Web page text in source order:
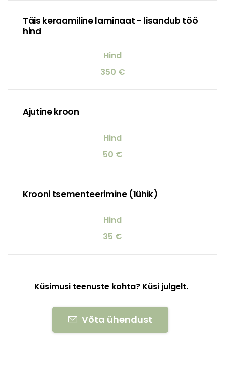
Täis keraamiline laminaat - lisandub töö
hind
350 €
Ajutine kroon
50 €
Krooni tsementeerimine (1ühik)
35 €
Küsimusi teenuste kohta? Küsi julgelt.
Võta ühendust